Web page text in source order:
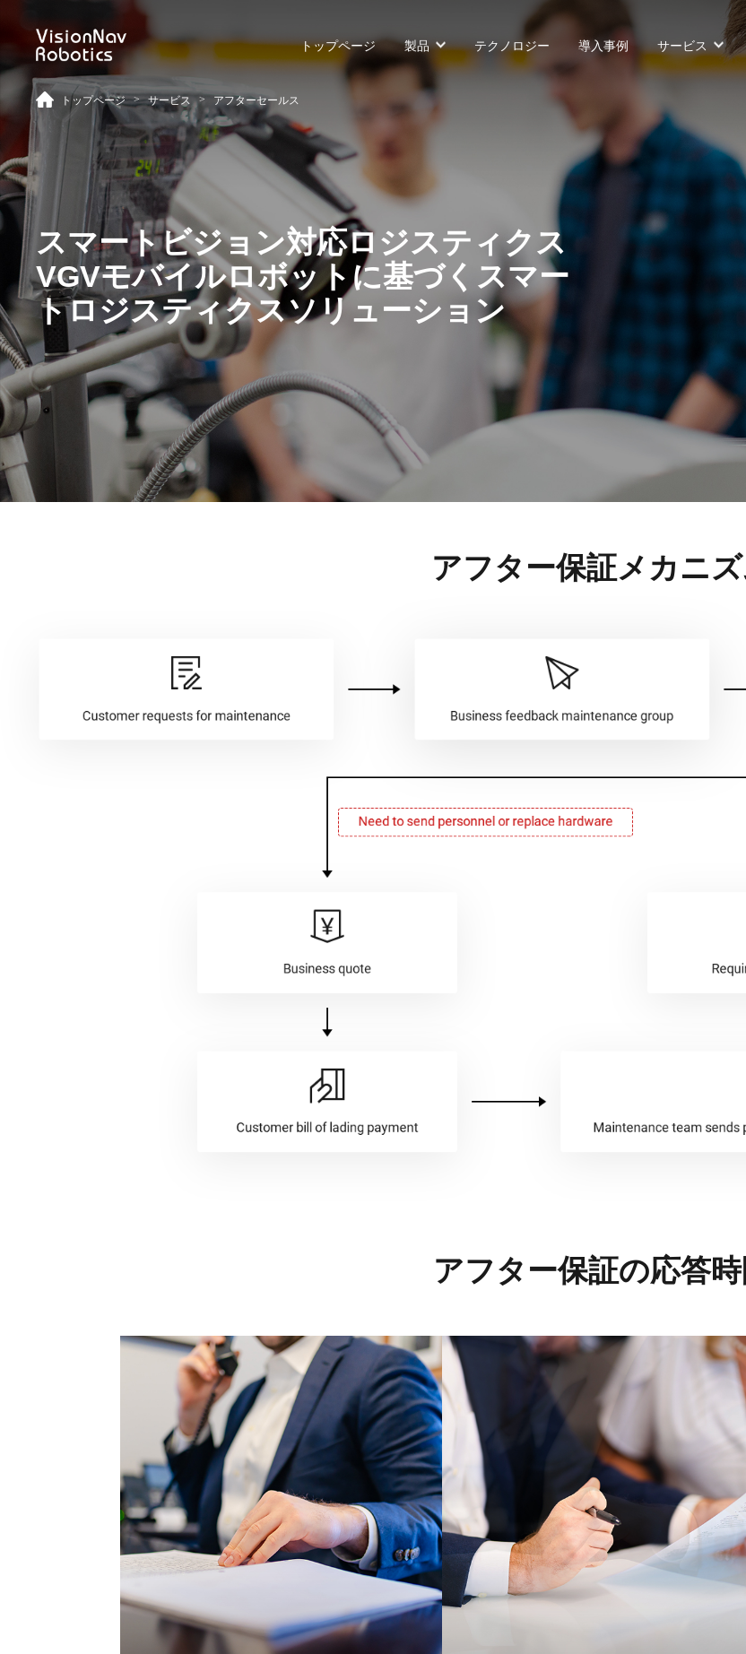
トップページ 製品 テクノロジー 導入事例 サービス
リーチ型AGF
VNR 14
VNR 14
VNR 16
VNR 20
屋外向けカウンターバラン
ス型AGF
VNE 20-66
VNE 20-66
VNE35-66
カウンターバランス型AGF
VNP 30
VNP 30
VNP20(VL)-66
VNP20(VL)-07
SLIM型AGF
VNST20(VL)-66
無人
トップページ > サービス > アフターセールス
スマートビジョン対応ロジスティクス
VGVモバイルロボットに基づくスマー
トロジスティクスソリューション
アフター保証メカニ
アフター保証の応答時